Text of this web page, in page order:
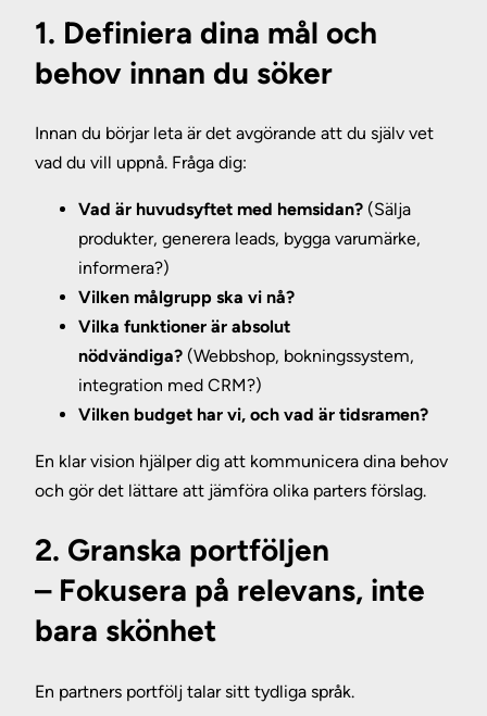
1. Definiera dina mål och
behov innan du söker
Innan du börjar leta är det avgörande att du själv vet
vad du vill uppnå. Fråga dig:
Vad är huvudsyftet med hemsidan? (Sälja
produkter, generera leads, bygga varumärke,
informera?)
Vilken målgrupp ska vi nå?
Vilka funktioner är absolut
nödvändiga? (Webbshop, bokningssystem,
integration med CRM?)
Vilken budget har vi, och vad är tidsramen?
En klar vision hjälper dig att kommunicera dina behov
och gör det lättare att jämföra olika parters förslag.
2. Granska portföljen
– Fokusera på relevans, inte
bara skönhet
En partners portfölj talar sitt tydliga språk.